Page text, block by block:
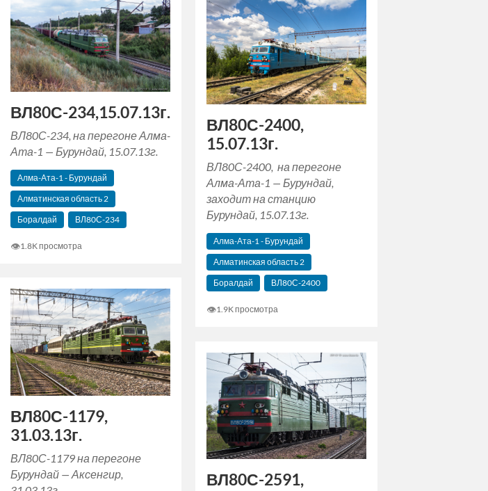
ВЛ80С-234,15.07.13г.
ВЛ80С-234, на перегоне Алма-
Ата-1 — Бурундай, 15.07.13г.
Алма-Ата-1 - Бурундай
Алматинская область 2
Боралдай
ВЛ80С-234
👁1.8K просмотра
ВЛ80С-2400,
15.07.13г.
ВЛ80С-2400, на перегоне
Алма-Ата-1 — Бурундай,
заходит на станцию
Бурундай, 15.07.13г.
Алма-Ата-1 - Бурундай
Алматинская область 2
Боралдай
ВЛ80С-2400
👁1.9K просмотра
ВЛ80С-1179,
31.03.13г.
ВЛ80С-1179 на перегоне
Бурундай — Аксенгир,
ВЛ80С-2591,